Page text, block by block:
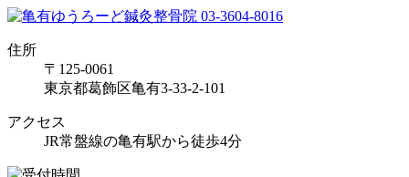
住所
〒125-0061
東京都葛飾区亀有3-33-2-101
アクセス
JR常盤線の亀有駅から徒歩4分